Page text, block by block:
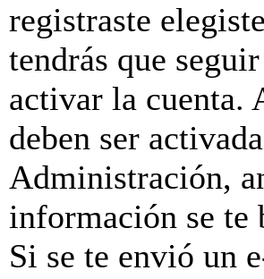
registraste
tendrás que
activar la cuenta.
deben ser
Administración,
información se te
Si se te envió un